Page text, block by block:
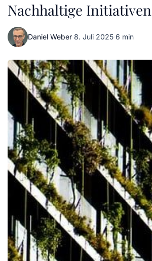
Nachhaltige
Daniel Weber·8. Juli 2025·6 min